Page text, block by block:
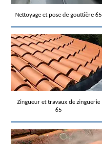
Nettoyage et pose de gouttière 65
Zingueur et travaux de zinguerie
65